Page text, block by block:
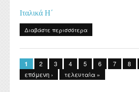
Ιταλικά Η΄
Διαβάστε περισσότερα
1 2 3 4 5 6 7 8
επόμενη ›
τελευταία »